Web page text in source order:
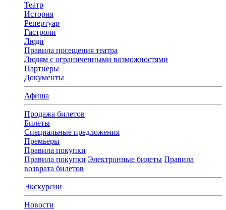
Театр
История
Репертуар
Гастроли
Люди
Правила посещения театра
Людям с ограниченными возможностями
Партнеры
Документы
Афиша
Продажа билетов
Билеты
Специальные предложения
Премьеры
Правила покупки
Правила покупки Электронные билеты Правила
возврата билетов
Экскурсии
Новости